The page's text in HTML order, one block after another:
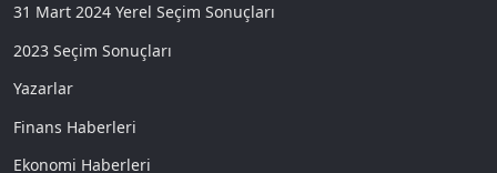
31 Mart 2024 Yerel Seçim Sonuçları
2023 Seçim Sonuçları
Yazarlar
Finans Haberleri
Ekonomi Haberleri